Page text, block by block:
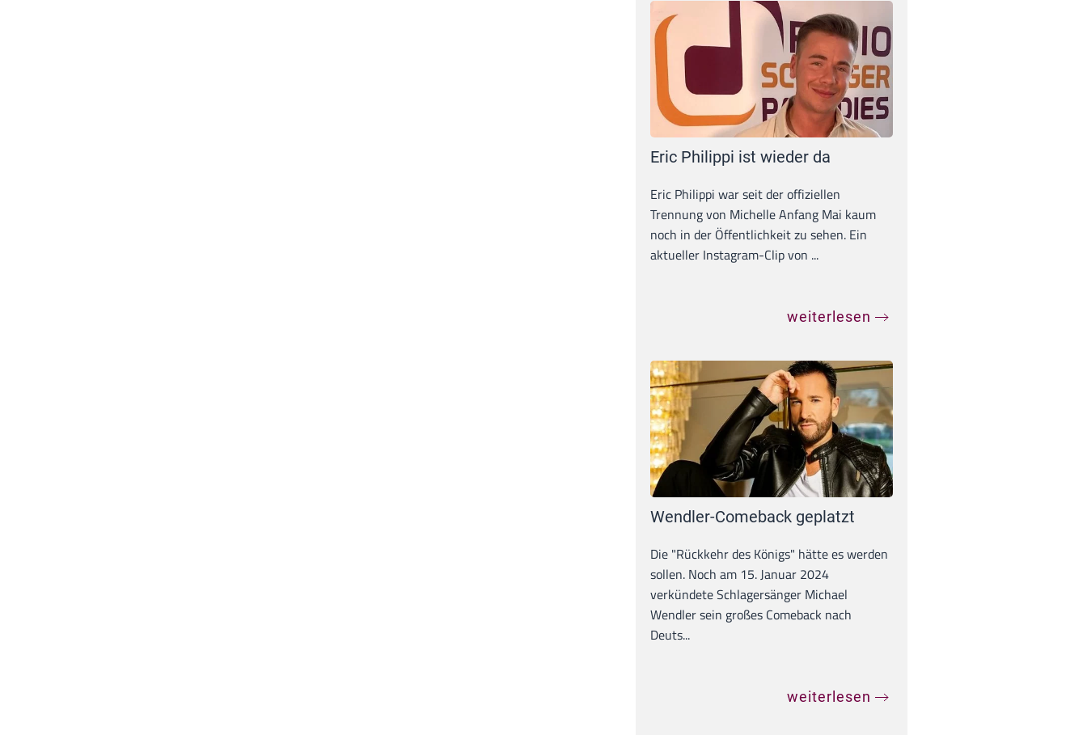
Eric Philippi ist wieder da
Eric Philippi war seit der offiziellen
Trennung von Michelle Anfang Mai kaum
noch in der Öffentlichkeit zu sehen. Ein
aktueller Instagram-Clip von ...
weiterlesen
Wendler-Comeback geplatzt
Die "Rückkehr des Königs" hätte es werden
sollen. Noch am 15. Januar 2024
verkündete Schlagersänger Michael
Wendler sein großes Comeback nach
Deuts...
weiterlesen